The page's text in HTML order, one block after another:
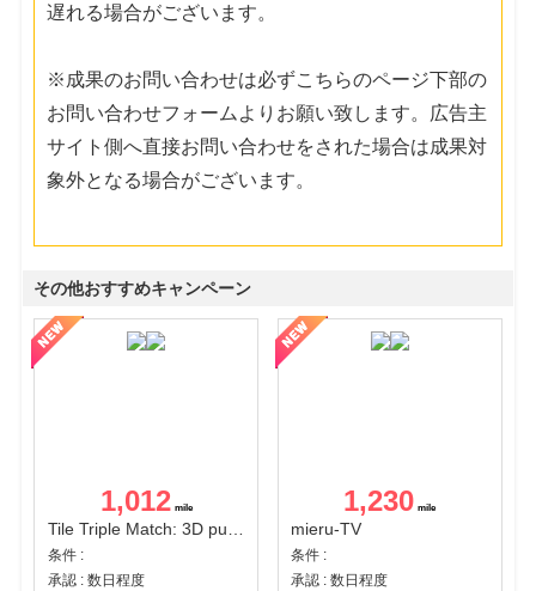
遅れる場合がございます。
※成果のお問い合わせは必ずこちらのページ下部の
お問い合わせフォームよりお願い致します。広告主
サイト側へ直接お問い合わせをされた場合は成果対
象外となる場合がございます。
その他おすすめキャンペーン
1,012
Tile Triple Match: 3D puzzle
条件 :
承認 : 数日程度
1,230
mieru-TV
条件 :
承認 : 数日程度